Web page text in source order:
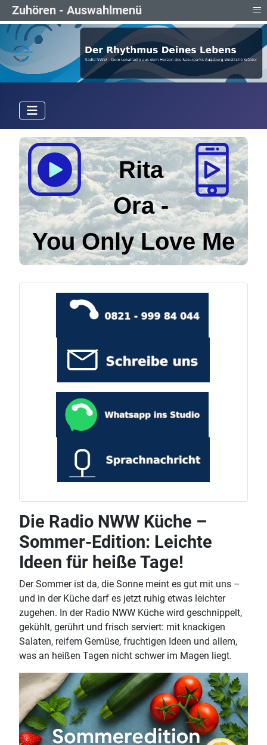
Rita
Ora-
You Only Love Me
Die Radio NWW Küche –
Sommer-Edition: Leichte
Ideen für heiße Tage!
Der Sommer ist da, die Sonne meint es gut mit uns –
und in der Küche darf es jetzt ruhig etwas leichter
zugehen. In der Radio NWW Küche wird geschnippelt,
gekühlt, gerührt und frisch serviert: mit knackigen
Salaten, reifem Gemüse, fruchtigen Ideen und allem,
was an heißen Tagen nicht schwer im Magen liegt.
Zuhören - Auswahlmenü ≡